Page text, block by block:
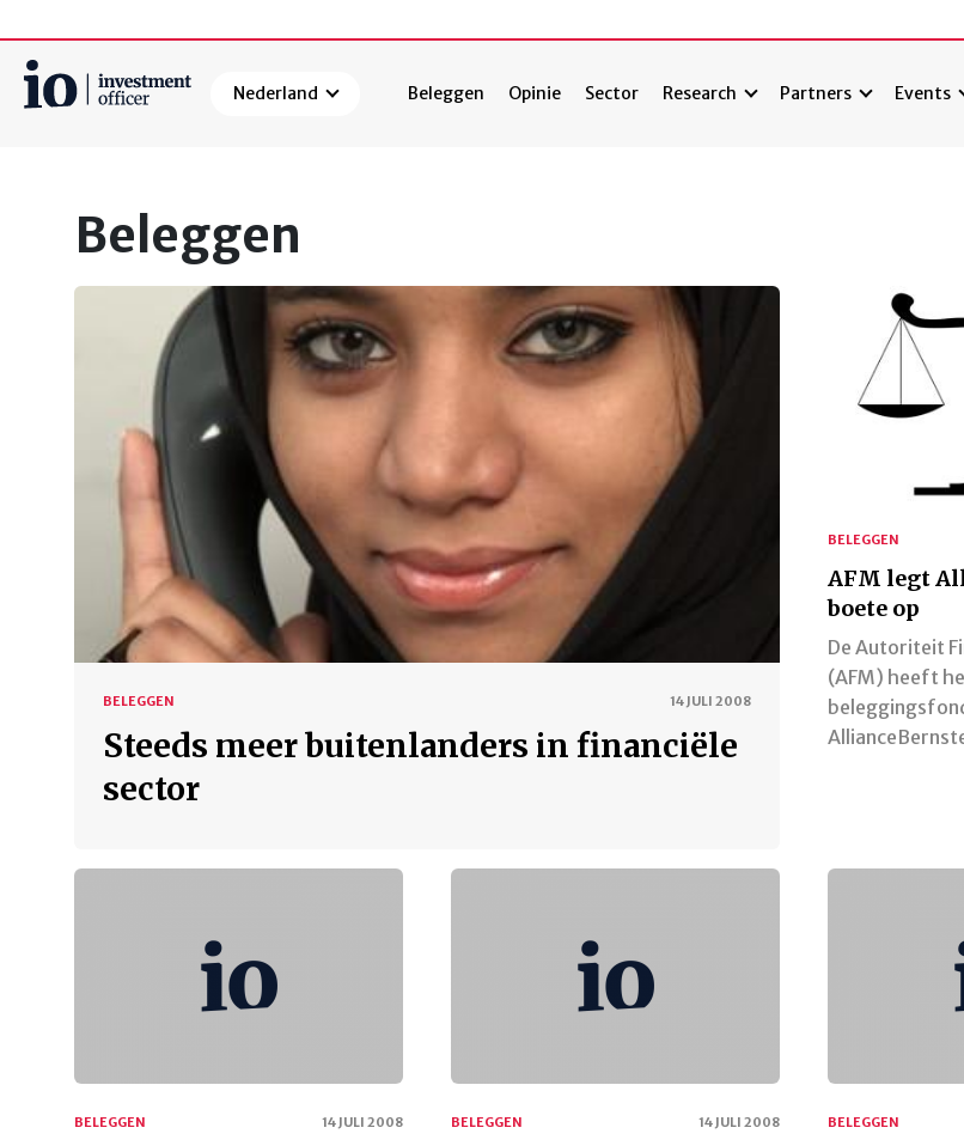
Nederland Beleggen Opinie Sector Research Partners Events
Beleggen
BELEGGEN 14 JULI 2008
Steeds meer buitenlanders in financiële
sector
BELEGGEN
AFM legt
boete op
De Autoriteit
(AFM) heeft
BELEGGEN 14 JULI 2008 BELEGGEN 14 JULI 2008 BELEGGEN